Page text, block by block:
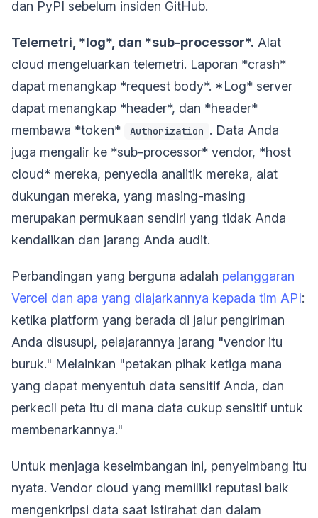
dan PyPI sebelum insiden GitHub.
Telemetri, *log*, dan *sub-processor*. Alat
cloud mengeluarkan telemetri. Laporan *crash*
dapat menangkap *request body*. *Log* server
dapat menangkap *header*, dan *header*
membawa *token*
Authorization . Data Anda
juga mengalir ke *sub-processor* vendor, *host
cloud* mereka, penyedia analitik mereka, alat
dukungan mereka, yang masing-masing
merupakan permukaan sendiri yang tidak Anda
kendalikan dan jarang Anda audit.
Perbandingan yang berguna adalah pelanggaran
Vercel dan apa yang diajarkannya kepada tim API:
ketika platform yang berada di jalur pengiriman
Anda disusupi, pelajarannya jarang "vendor itu
buruk." Melainkan "petakan pihak ketiga mana
yang dapat menyentuh data sensitif Anda, dan
perkecil peta itu di mana data cukup sensitif untuk
membenarkannya."
Untuk menjaga keseimbangan ini, penyeimbang itu
nyata. Vendor cloud yang memiliki reputasi baik
mengenkripsi data saat istirahat dan dalam